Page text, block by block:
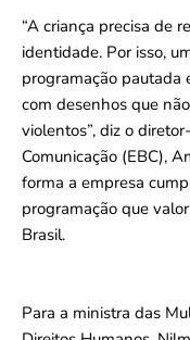
“A criança precisa de
identidade. Por isso,
programação pautada
com desenhos que
violentos”, diz o
Comunicação (EBC),
forma a empresa
programação que
Brasil.
Para a ministra das